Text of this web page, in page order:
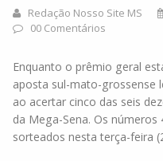
Redação Nosso Site MS
00 Comentários
Enquanto o prêmio geral
aposta sul-mato-grossense
ao acertar cinco das seis
da Mega-Sena. Os
sorteados nesta terça-feira